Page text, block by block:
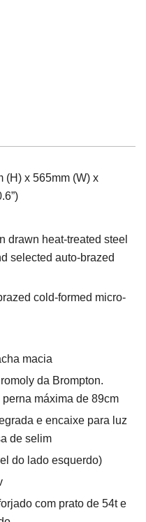
(H) x 565mm (W) x
drawn heat-treated steel
selected auto-brazed
cold-formed micro-
macia
da Brompton.
máxima de 89cm
e encaixe para luz
de selim
do lado esquerdo)
com prato de 54t e